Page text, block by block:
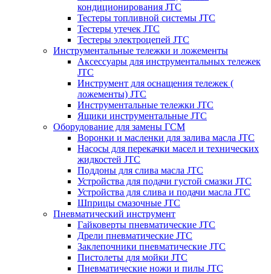
кондиционирования JTC
Тестеры топливной системы JTC
Тестеры утечек JTC
Тестеры электроцепей JTC
Инструментальные тележки и ложементы
Аксессуары для инструментальных тележек
JTC
Инструмент для оснащения тележек (
ложементы) JTC
Инструментальные тележки JTC
Ящики инструментальные JTC
Оборудование для замены ГСМ
Воронки и масленки для залива масла JTC
Насосы для перекачки масел и технических
жидкостей JTC
Поддоны для слива масла JTC
Устройства для подачи густой смазки JTC
Устройства для слива и подачи масла JTC
Шприцы смазочные JTC
Пневматический инструмент
Гайковерты пневматические JTC
Дрели пневматические JTC
Заклепочники пневматические JTC
Пистолеты для мойки JTC
Пневматические ножи и пилы JTC